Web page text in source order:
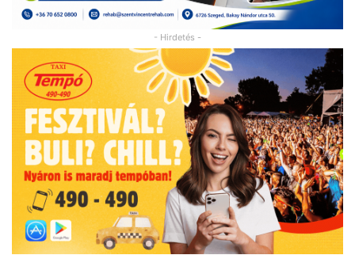
- Hirdetés -